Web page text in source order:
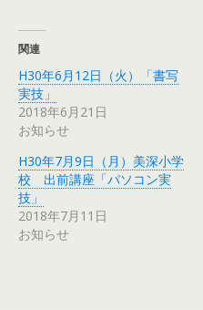
関連
H30年6月12日（火）「書写
実技」
2018年6月21日
お知らせ
H30年7月9日（月）美深小学
校 出前講座「パソコン実
技」
2018年7月11日
お知らせ